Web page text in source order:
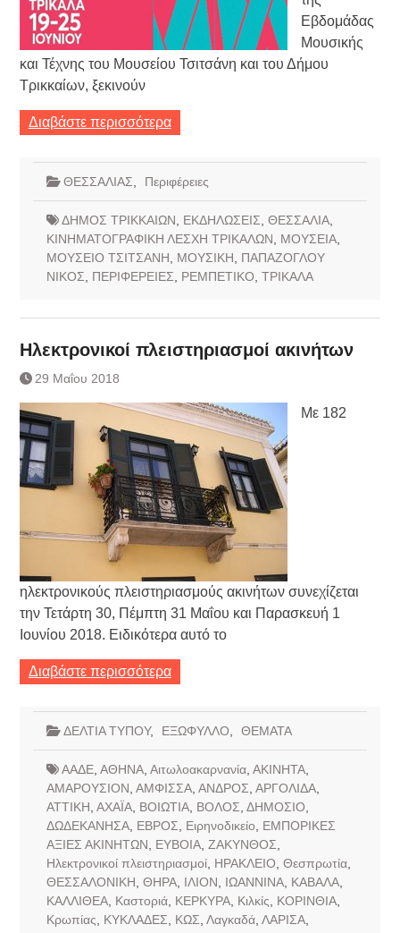
Εβδομάδας
Μουσικής
και Τέχνης του Μουσείου Τσιτσάνη και του Δήμου
Τρικκαίων, ξεκινούν
Διαβάστε περισσότερα
ΘΕΣΣΑΛΙΑΣ Περιφέρειες
ΔΗΜΟΣ ΤΡΙΚΚΑΙΩΝ ΕΚΔΗΛΩΣΕΙΣ ΘΕΣΣΑΛΙΑ,
ΚΙΝΗΜΑΤΟΓΡΑΦΙΚΗ ΛΕΣΧΗ ΤΡΙΚΑΛΩΝ
ΜΟΥΣΕΙΑ,
ΜΟΥΣΕΙΟ ΤΣΙΤΣΑΝΗ
ΜΟΥΣΙΚΗ
ΠΑΠΑΖΟΓΛΟΥ
ΝΙΚΟΣ
ΠΕΡΙΦΕΡΕΙΕΣ ΡΕΜΠΕΤΙΚΟ ΤΡΙΚΑΛΑ
Ηλεκτρονικοί πλειστηριασμοί ακινήτων
29 Μαΐου 2018
Με 182
ηλεκτρονικούς πλειστηριασμούς ακινήτων συνεχίζεται
την Τετάρτη 30, Πέμπτη 31 Μαΐου και Παρασκευή 1
Ιουνίου 2018. Ειδικότερα αυτό το
Διαβάστε περισσότερα
ΔΕΛΤΙΑ ΤΥΠΟΥ, ΕΞΩΦΥΛΛΟ ΘΕΜΑΤΑ
ΑΑΔΕ, ΑΘΗΝΑ, Αιτωλοακαρνανία, ΑΚΙΝΗΤΑ,
ΑΜΑΡΟΥΣΙΟΝ ΑΜΦΙΣΣΑ, ΑΝΔΡΟΣ ΑΡΓΟΛΙΔΑ,
ΑΤΤΙΚΗ ΑΧΑΪΑ, ΒΟΙΩΤΙΑ, ΒΟΛΟΣ ΔΗΜΟΣΙΟ
ΔΩΔΕΚΑΝΗΣΑ, ΕΒΡΟΣ Ειρηνοδικείο
ΕΜΠΟΡΙΚΕΣ
ΑΞΙΕΣ ΑΚΙΝΗΤΩΝ
ΕΥΒΟΙΑ, ΖΑΚΥΝΘΟΣ
Ηλεκτρονικοί πλειστηριασμοί, ΗΡΑΚΛΕΙΟ Θεσπρωτία,
ΘΕΣΣΑΛΟΝΙΚΗ ΘΗΡΑ, ΙΛΙΟΝ ΙΩΑΝΝΙΝΑ, ΚΑΒΑΛΑ,
ΚΑΛΛΙΘΕΑ, Καστοριά, ΚΕΡΚΥΡΑ, Κιλκίς ΚΟΡΙΝΘΙΑ,
Κρωπίας
ΚΥΚΛΑΔΕΣ ΚΩΣ Λαγκαδά, ΛΑΡΙΣΑ,